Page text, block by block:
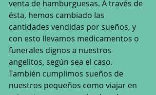
venta de hamburguesas. A través de
ésta, hemos cambiado las
cantidades vendidas por sueños, y
con esto llevamos medicamentos o
funerales dignos a nuestros
angelitos, según sea el caso.
También cumplimos sueños de
nuestros pequeños como viajar en